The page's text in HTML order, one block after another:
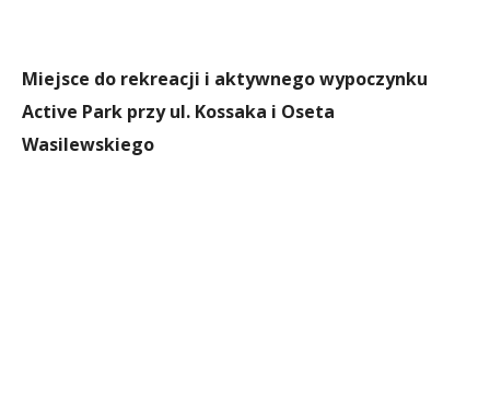
Miejsce do rekreacji i aktywnego wypoczynku
Active Park przy ul. Kossaka i Oseta
Wasilewskiego